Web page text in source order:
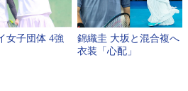
女子団体 4強
錦織圭 大坂と混合複へ
衣装「心配」